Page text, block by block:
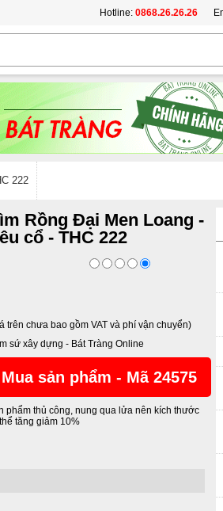
Hotline: 0868.26.26.26
222
Rồng Đại Men Loang -
cổ - THC 222
trên chưa bao gồm VAT và phí vận chuyển)
sứ xây dựng - Bát Tràng Online
Mua sản phẩm - Mã 24575
phẩm thủ công, nung qua lửa nên kích thước
tăng giảm 10%